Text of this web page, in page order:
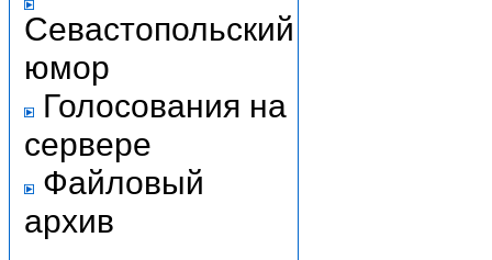
Севастопольский
юмор
Голосования на
сервере
Файловый
архив